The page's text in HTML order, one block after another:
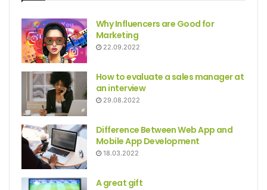
Why Influencers are Good for
Marketing
22.09.2022
How to evaluate a sales manager at
an interview
29.08.2022
Difference Between Web App and
Mobile App Development
18.03.2022
A great gift